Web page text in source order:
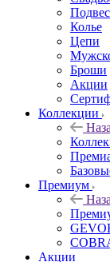
Колье
Цепи
Броши
Акции
Коллекции
Премиум
Акции